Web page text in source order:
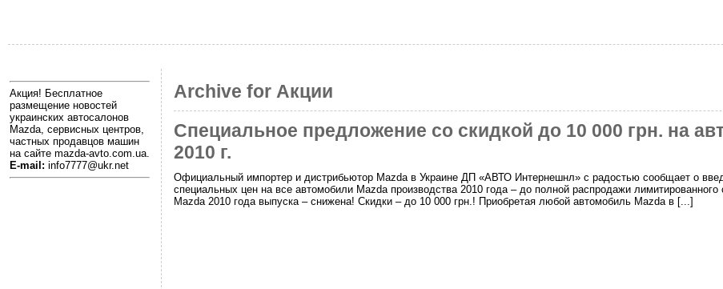
Archive for Акции
Специальное предложение со скидкой до 10 000 грн. на
2010 г.
Официальный импортер и дистрибьютор Mazda в Украине ДП «АВТО Интернешнл» с радостью сообщает о
специальных цен на все автомобили Mazda производства 2010 года – до полной распродажи
Mazda 2010 года выпуска – снижена! Скидки – до 10 000 грн.! Приобретая любой автомобиль Mazda в [...]
Акция! Бесплатное
размещение новостей
украинских автосалонов
Mazda, сервисных центров,
частных продавцов машин
на сайте mazda-avto.com.ua.
E-mail: info7777@ukr.net